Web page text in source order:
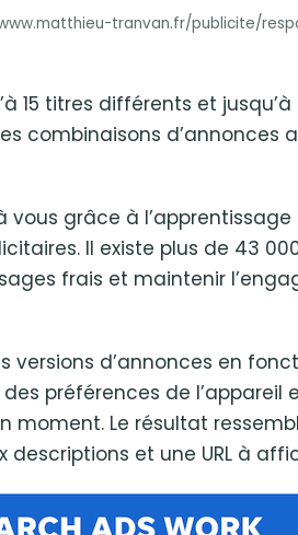
tranvan.fr/publicite/
15 titres différents et
combinaisons d’annonces
vous grâce à
Il existe plus de 43
frais et maintenir
versions d’annonces en
préférences de l’appareil
moment. Le résultat
descriptions et une URL à